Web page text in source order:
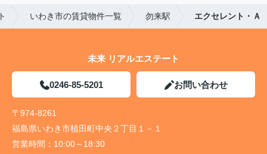
いわき市の賃貸物件一覧 勿来駅 エクセレント・Ａ
未来 リアルエステート
0246-85-5201 お問い合わせ
〒974-8261
福島県いわき市植田町中央２丁目１－１
営業時間： 10:00～18:30